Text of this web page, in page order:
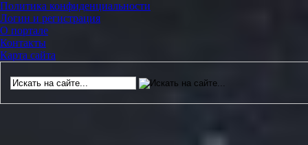
Политика конфиденциальности
Логин и регистрация
О портале
Контакты
Карта сайта